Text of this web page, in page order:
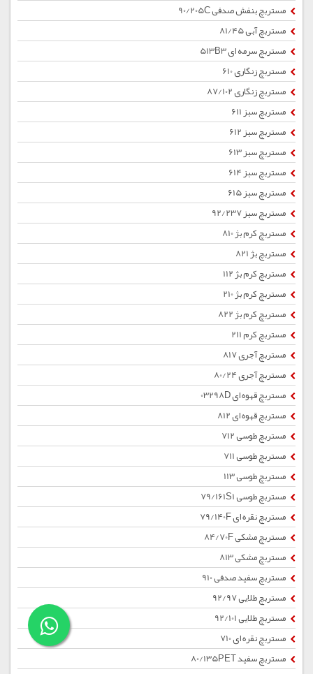
مستربچ بنفش صدفی 90/205C
مستربچ آبی 81/45
مستربچ سرمه ای 513B3
مستربچ زنگاری 610
مستربچ زنگاری 87/102
مستربچ سبز 611
مستربچ سبز 612
مستربچ سبز 613
مستربچ سبز 614
مستربچ سبز 615
مستربچ سبز 92/237
مستربچ کرم بژ 810
مستربچ بژ 821
مستربچ کرم بژ 112
مستربچ کرم بژ 210
مستربچ کرم بژ 822
مستربچ کرم 211
مستربچ آجری 817
مستربچ آجری 80/24
مستربچ قهوه ای 03298D
مستربچ قهوه ای 812
مستربچ طوسی 712
مستربچ طوسی 711
مستربچ طوسی 113
مستربچ طوسی 79/161S1
مستربچ نقره ای 79/140F
مستربچ مشکی 84/70F
مستربچ مشکی 813
مستربچ سفید صدفی 910
مستربچ طلایی 92/97
مستربچ طلایی 92/101
مستربچ نقره ای 710
مستربچ سفید 80/135PET